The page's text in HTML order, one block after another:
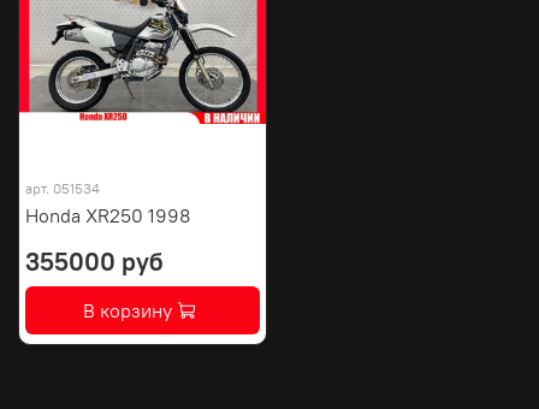
арт. 051534
Honda XR250 1998
355000 руб
В корзину